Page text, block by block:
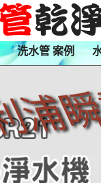
洗水管 案例